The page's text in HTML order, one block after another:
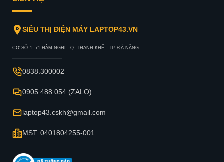
SIÊU THỊ ĐIỆN MÁY LAPTOP43.VN
CƠ SỞ 1: 71 HÀM NGHI - Q. THANH KHẾ - TP. ĐÀ NẴNG
0838.300002
0905.488.054 (ZALO)
laptop43.cskh@gmail.com
MST: 0401804255-001